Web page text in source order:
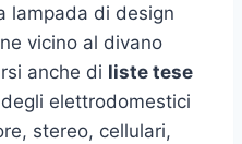
lampada di design
vicino al divano
anche di liste tese
elettrodomestici
stereo, cellulari,